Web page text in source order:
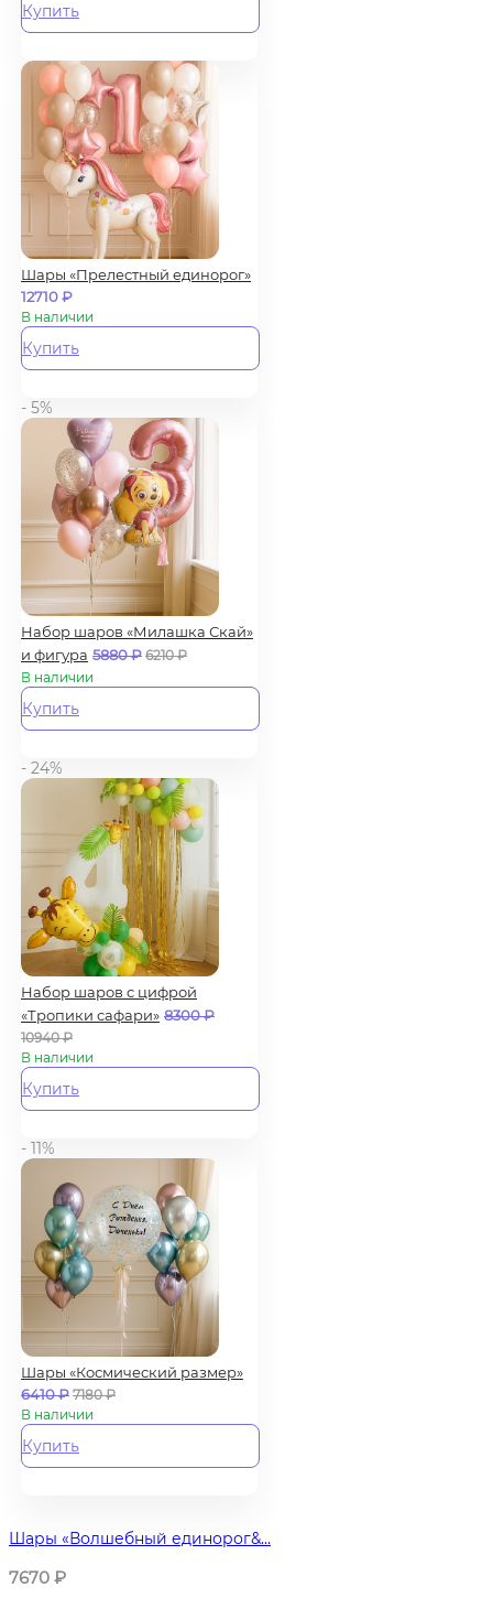
Купить
Шары «Прелестный единорог»
12710₽
В наличии
Купить
- 5%
Набор шаров «Милашка Скай»
и фигура 5880₽ 6210₽
В наличии
Купить
- 24%
Набор шаров с цифрой
«Тропики сафари» 8300₽
10940₽
В наличии
Купить
- 11%
Шары «Космический размер»
6410₽ 7180₽
В наличии
Купить
Шары «Волшебный единорог&...
7670 ₽